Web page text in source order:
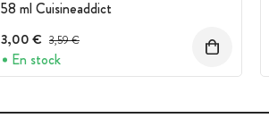
58 ml Cuisineaddict
3,00 € Prix avant réduction :
3,59 €
En stock